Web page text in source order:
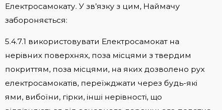
Електросамокату. У зв’язку з цим, Наймачу
забороняється:
5.4.7.1 використовувати Електросамокат на
нерівних поверхнях, поза місцями з твердим
покриттям, поза місцями, на яких дозволено рух
електросамокатів, переїжджати через будь-які
ями, вибоїни, гірки, інші нерівності, що